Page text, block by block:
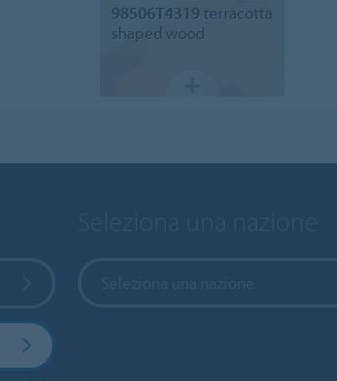
98506T4319 terracotta
shaped wood